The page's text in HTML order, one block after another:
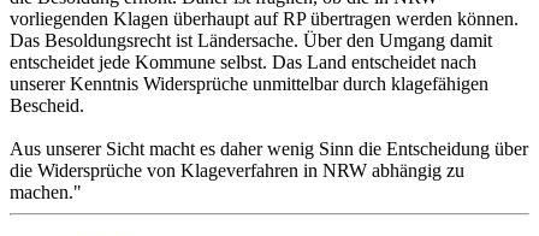
vorliegenden Klagen überhaupt auf RP übertragen werden können.
Das Besoldungsrecht ist Ländersache. Über den Umgang damit
entscheidet jede Kommune selbst. Das Land entscheidet nach
unserer Kenntnis Widersprüche unmittelbar durch klagefähigen
Bescheid.
Aus unserer Sicht macht es daher wenig Sinn die Entscheidung über
die Widersprüche von Klageverfahren in NRW abhängig zu
machen."